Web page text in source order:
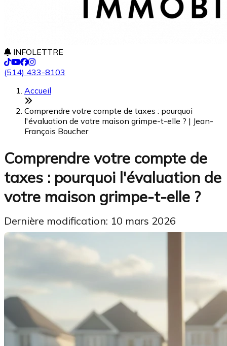
INFOLETTRE
(514) 433-8103
Accueil
Comprendre votre compte de taxes : pourquoi
l'évaluation de votre maison grimpe-t-elle ? | Jean-
François Boucher
Comprendre votre compte de
taxes : pourquoi l'évaluation de
votre maison grimpe-t-elle ?
Dernière modification: 10 mars 2026